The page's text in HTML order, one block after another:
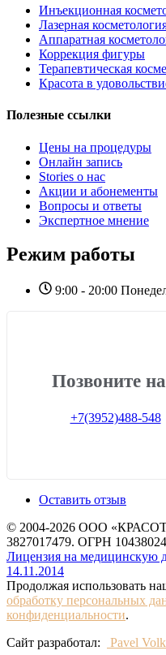
Инъекционная
Лазерная
Аппаратная
Коррекция фигуры
Терапевтическая
Красота в
Полезные ссылки
Цены на процедуры
Онлайн запись
Stories о нас
Акции и абонементы
Вопросы и ответы
Экспертное мнение
Режим работы
9:00 - 20:00
Позвоните
+7(3952)488-548
Оставить отзыв
© 2004-2026 ООО
3827017479. ОГРН
Лицензия на медицинскую
14.11.2014
Продолжая использовать
обработку персональных
конфиденциальности.
Сайт разработал:
Pavel